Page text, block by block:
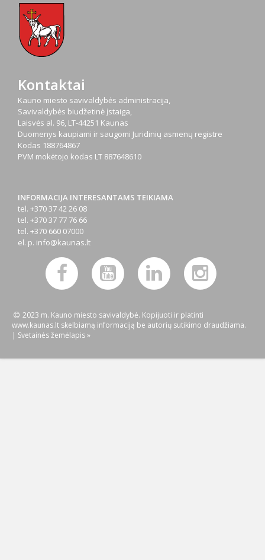
Kontaktai
Kauno miesto savivaldybės administracija,
Savivaldybės biudžetinė įstaiga,
Laisvės al. 96, LT-44251 Kaunas
Duomenys kaupiami ir saugomi Juridinių asmenų registre
Kodas 188764867
PVM mokėtojo kodas LT 887648610
INFORMACIJA INTERESANTAMS TEIKIAMA
tel. +370 37 42 26 08
tel. +370 37 77 76 66
tel. +370 660 07000
el. p. info@kaunas.lt
2023 m. Kauno miesto savivaldybė. Kopijuoti ir platinti
www.kaunas.lt skelbiamą informaciją be autorių sutikimo draudžiama.
| Svetainės žemėlapis »